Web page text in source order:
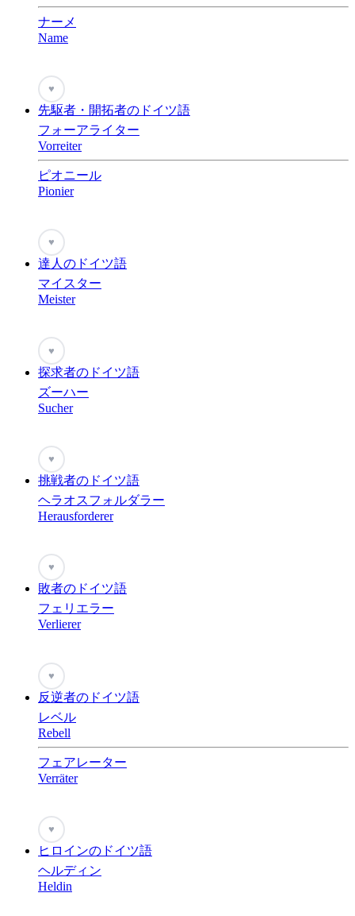
ナーメ
Name
♥
先駆者・開拓者のドイツ語
フォーアライター
Vorreiter
ピオニール
Pionier
♥
達人のドイツ語
マイスター
Meister
♥
探求者のドイツ語
ズーハー
Sucher
♥
挑戦者のドイツ語
ヘラオスフォルダラー
Herausforderer
♥
敗者のドイツ語
フェリエラー
Verlierer
♥
反逆者のドイツ語
レベル
Rebell
フェアレーター
Verräter
♥
ヒロインのドイツ語
ヘルディン
Heldin